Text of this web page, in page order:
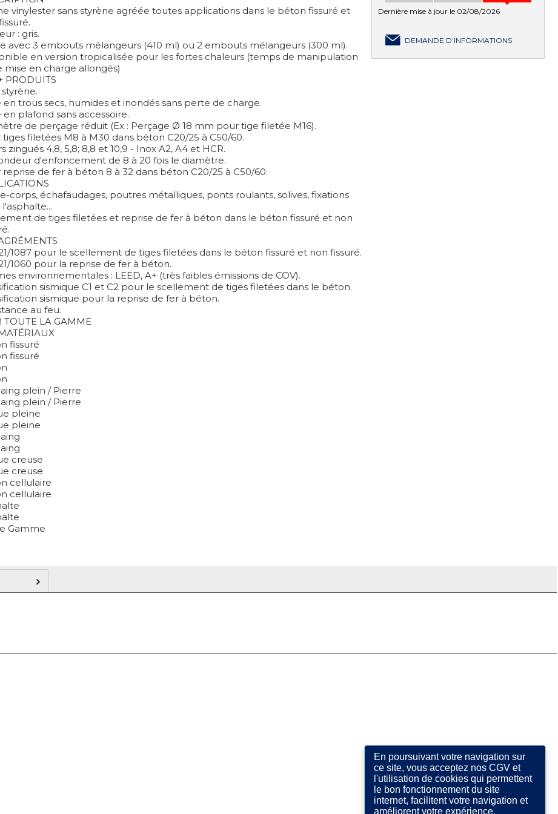
En poursuivant votre navigation sur
ce site, vous acceptez nos CGV et
l'utilisation de cookies qui permettent
le bon fonctionnement du site
internet, facilitent votre navigation et
améliorent votre expérience.
vinylester sans styrène agréée toutes applications dans le béton fissuré et
: gris.
avec 3 embouts mélangeurs (410 ml) ou 2 embouts mélangeurs (300 ml).
en version tropicalisée pour les fortes chaleurs (temps de manipulation
mise en charge allongés)
PRODUITS
styrène.
en trous secs, humides et inondés sans perte de charge.
en plafond sans accessoire.
de perçage réduit (Ex : Perçage Ø 18 mm pour tige filetée M16).
tiges filetées M8 à M30 dans béton C20/25 à C50/60.
zingués 4,8, 5,8; 8,8 et 10,9 - Inox A2, A4 et HCR.
d'enfoncement de 8 à 20 fois le diamètre.
reprise de fer à béton 8 à 32 dans béton C20/25 à C50/60.
corps, échafaudages, poutres métalliques, ponts roulants, solives, fixations
l'asphalte...
de tiges filetées et reprise de fer à béton dans le béton fissuré et non
1087 pour le scellement de tiges filetées dans le béton fissuré et non fissuré.
1060 pour la reprise de fer à béton.
environnementales : LEED, A+ (très faibles émissions de COV).
sismique C1 et C2 pour le scellement de tiges filetées dans le béton.
sismique pour la reprise de fer à béton.
au feu.
TOUTE LA GAMME
fissuré
fissuré
plein / Pierre
plein / Pierre
pleine
pleine
creuse
creuse
cellulaire
cellulaire
Gamme
Dernière mise à jour le 02/08/2026
DEMANDE D’INFORMATIONS